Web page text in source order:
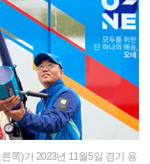
쪽)가 2023년 11월5일 경기 용